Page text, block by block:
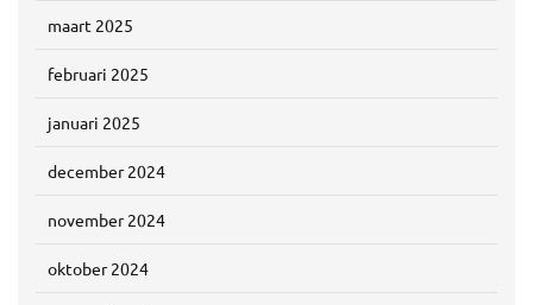
maart 2025
februari 2025
januari 2025
december 2024
november 2024
oktober 2024